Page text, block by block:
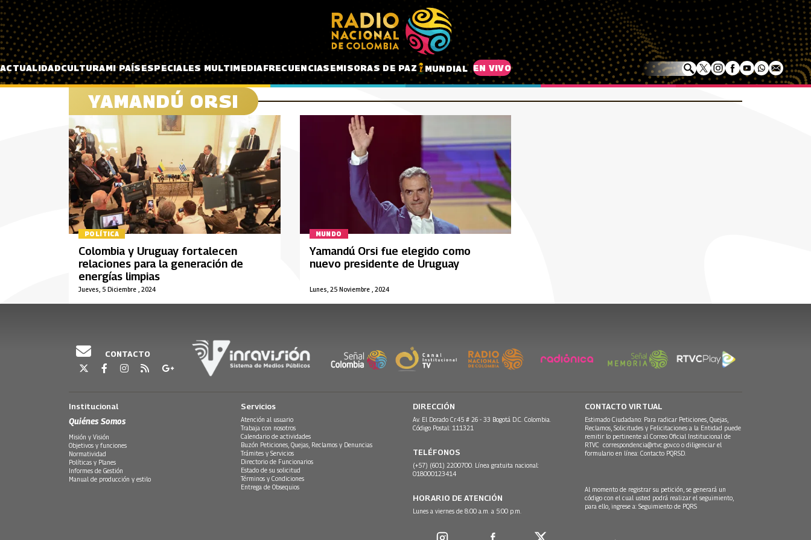
Pasar al contenido principal
ACTUALIDADCULTURAMI PAÍSESPECIALES MULTIMEDIAFRECUENCIASEMISORAS DE PAZ MUNDIAL EN VIVO
YAMANDÚ ORSI
POLÍTICA
Jueves, 5 Diciembre , 2024
Colombia y Uruguay fortalecen
relaciones para la generación de
energías limpias
MUNDO
Lunes, 25 Noviembre , 2024
Yamandú Orsi fue elegido como
nuevo presidente de Uruguay
CONTACTO
Institucional
Quiénes Somos
Misión y Visión
Objetivos y funciones
Normatividad
Políticas y Planes
Informes de Gestión
Manual de producción y estilo
Servicios
Atención al usuario
Trabaja con nosotros
Calendario de actividades
Buzón Peticiones, Quejas, Reclamos y Denuncias
Trámites y Servicios
Directorio de Funcionarios
Estado de su solicitud
Términos y Condiciones
Entrega de Obsequios
DIRECCIÓN
Av. El Dorado Cr.45 # 26 - 33 Bogotá D.C. Colombia.
Código Postal: 111321
TELÉFONOS
(+57) (601) 2200700. Línea gratuita nacional:
018000123414
HORARIO DE ATENCIÓN
Lunes a viernes de 8:00 a.m. a 5:00 p.m.
CONTACTO VIRTUAL
Estimado Ciudadano: Para radicar Peticiones, Quejas,
Reclamos, Solicitudes y Felicitaciones a la Entidad puede
remitir lo pertinente al Correo Oficial Institucional de
RTVC correspondencia@rtvc.gov.co o diligenciar el
formulario en línea: Contacto PQRSD.
Al momento de registrar su petición, se generará un
código con el cual usted podrá realizar el seguimiento,
para ello, ingrese a: Seguimiento de PQRS